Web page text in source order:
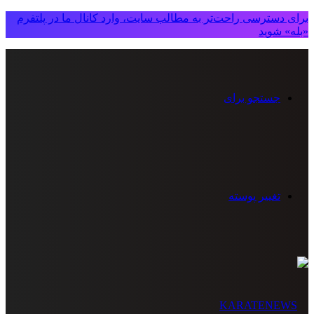
برای دسترسی راحت‌تر به مطالب سایت، وارد کانال ما در پلتفرم
«بله» شوید
جستجو برای
تغییر پوسته